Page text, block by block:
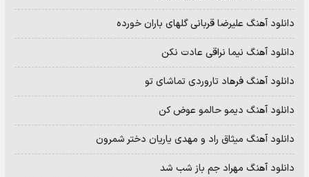
دانلود آهنگ علیرضا قربانی گلهای باران خورده
دانلود آهنگ نیما نراقی عادت نکن
دانلود آهنگ فرهاد تاروردی تماشای تو
دانلود آهنگ دیمو حالمو عوض کن
دانلود آهنگ میثاق راد و مهدی یاریان دختر شمرون
دانلود آهنگ مهراد جم باز شب شد